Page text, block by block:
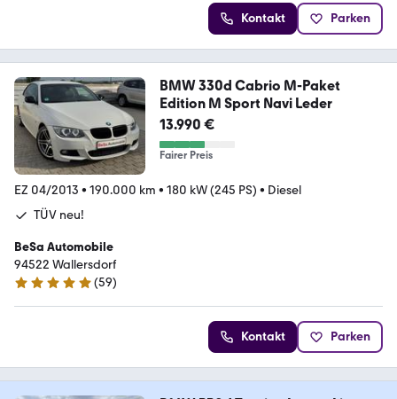
Kontakt Parken
BMW 330d Cabrio M-Paket
Edition M Sport Navi Leder
13.990 €
Fairer Preis
EZ 04/2013 • 190.000 km • 180 kW (245 PS) • Diesel
TÜV neu!
BeSa Automobile
94522 Wallersdorf
5 Sterne
(59)
Kontakt Parken